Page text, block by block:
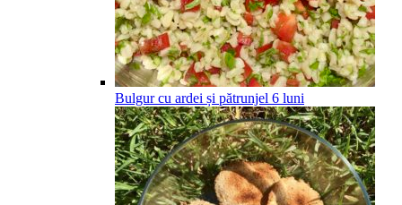
Bulgur cu ardei și pătrunjel 6 luni